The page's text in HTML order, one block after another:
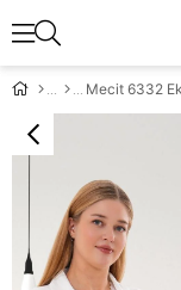
Mecit 6332